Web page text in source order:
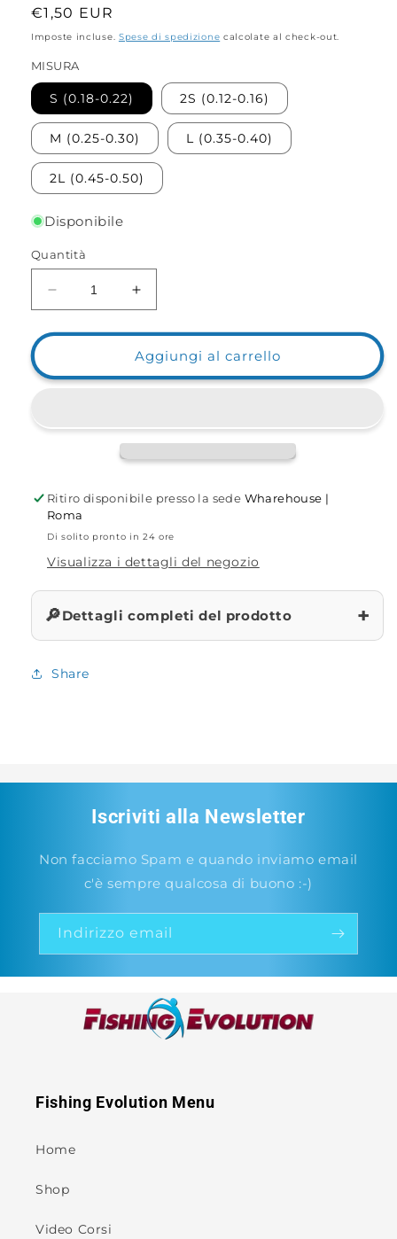
Prezzo
di
€1,50 EUR
Imposte incluse. Spese di spedizione calcolate al check-out.
MISURA
S (0.18-0.22) 2S (0.12-0.16)
M (0.25-0.30) L (0.35-0.40)
2L (0.45-0.50)
Disponibile
Quantità
Diminuisci
quantità
per
cilindrici
Aumenta
quantità
per
Stopper
cilindrici
Aggiungi al carrello
Ritiro disponibile presso la sede Wharehouse |
Roma
Di solito pronto in 24 ore
Visualizza i dettagli del negozio
🔎Dettagli completi del prodotto +
Share
Iscriviti alla Newsletter
Non facciamo Spam e quando inviamo email
c'è sempre qualcosa di buono :-)
Indirizzo email
Fishing Evolution Menu
Home
Shop
Video Corsi